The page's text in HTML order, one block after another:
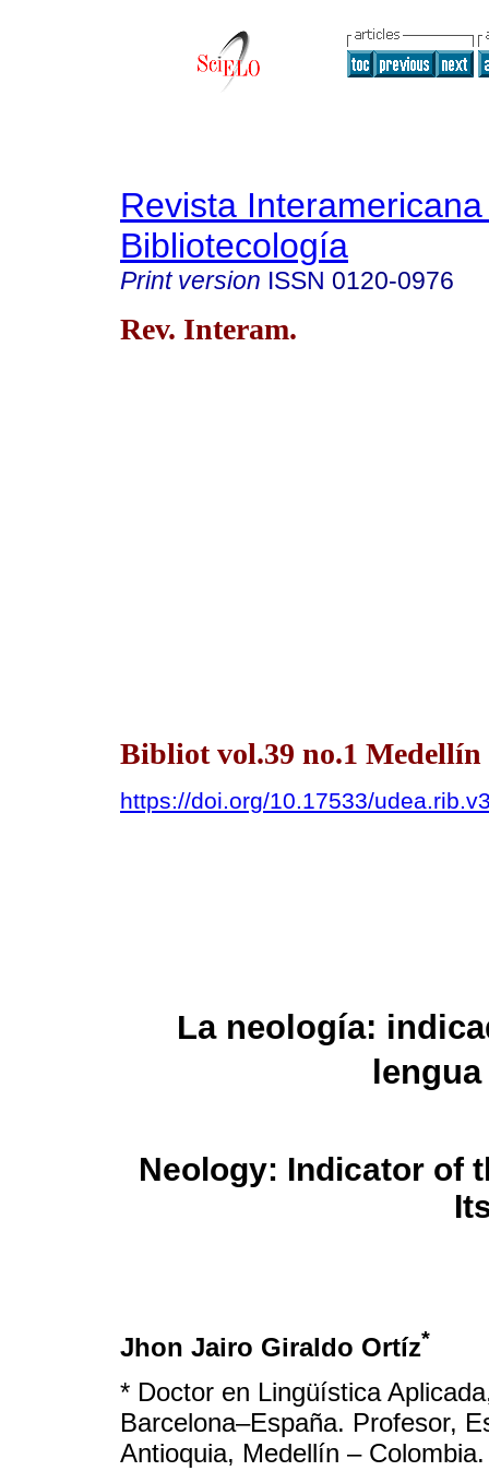
Revista
Bibliotecología
Print version ISSN 0120-0976
Rev. Interam.
Bibliot vol.39 no.1 Medellín
https://doi.org/10.17533/
La neología:
Neology: Indicator of
Jhon Jairo Giraldo Ortíz*
* Doctor en Lingüística
Barcelona–España. Profesor,
Antioquia, Medellín –